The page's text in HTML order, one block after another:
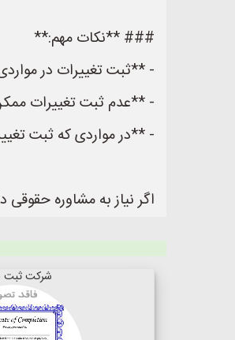
### **نکات مهم:**
- **ثبت تغییرات در
- **عدم ثبت تغییرات
- **در مواردی که ثبت
اگر نیاز به مشاوره
شرکت